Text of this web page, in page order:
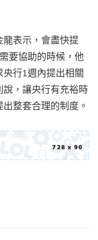
表示，會盡快提
要協助的時候，他
行1週內提出相關
，讓央行有充裕時
整套合理的制度。